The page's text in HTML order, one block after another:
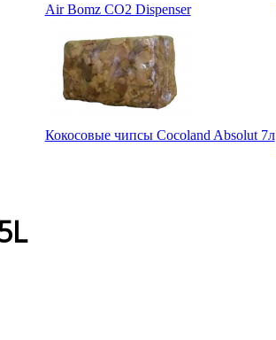
Air Bomz CO2 Dispenser
Кокосовые чипсы Cocoland Absolut 7л